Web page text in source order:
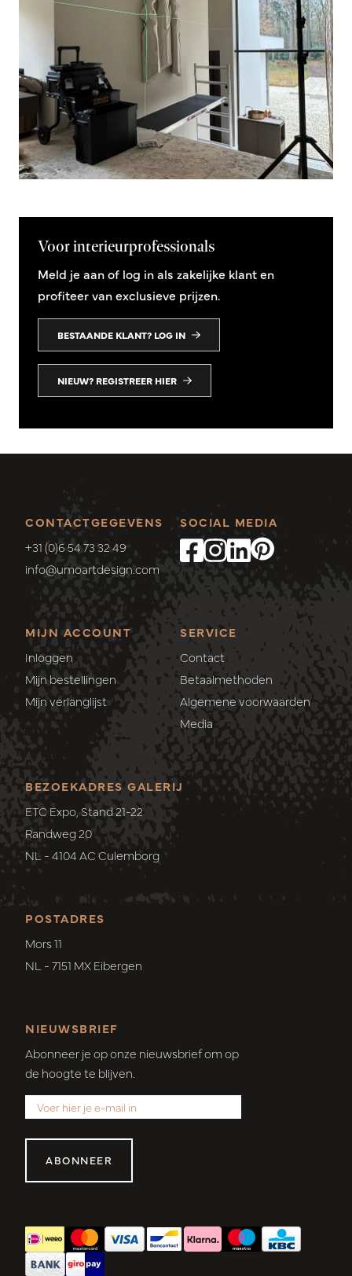
Voor interieurprofessionals
Meld je aan of log in als zakelijke klant en
profiteer van exclusieve prijzen.
BESTAANDE KLANT? LOG IN
NIEUW? REGISTREER HIER
CONTACTGEGEVENS
+31 (0)6 54 73 32 49
info@umoartdesign.com
MIJN ACCOUNT
Inloggen
Mijn bestellingen
Mijn verlanglijst
SERVICE
Contact
Betaalmethoden
Algemene voorwaarden
Media
SOCIAL MEDIA
POSTADRES
Mors 11
NL - 7151 MX Eibergen
BEZOEKADRES GALERIJ
ETC Expo, Stand 21-22
Randweg 20
NL - 4104 AC Culemborg
NIEUWSBRIEF
Abonneer je op onze nieuwsbrief om op
de hoogte te blijven.
ABONNEER